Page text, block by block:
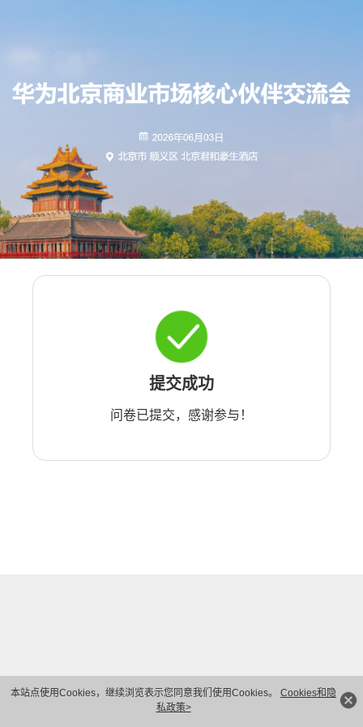
本站点使用Cookies，继续浏览表示您同意我们使用Cookies。 Cookies和隐
私政策>
提交成功
问卷已提交，感谢参与！